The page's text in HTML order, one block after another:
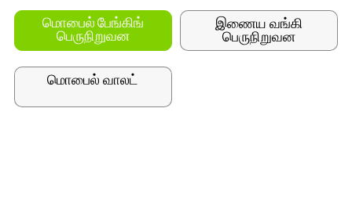
மொபைல் பேங்கிங்
பெருநிறுவன
இணைய வங்கி
பெருநிறுவன
மொபைல் வாலட்